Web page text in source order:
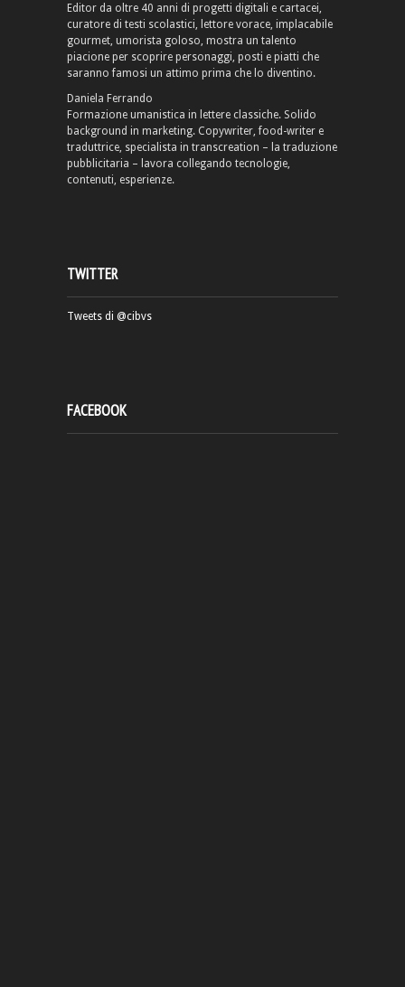
Editor da oltre 40 anni di progetti digitali e cartacei,
curatore di testi scolastici, lettore vorace, implacabile
gourmet, umorista goloso, mostra un talento
piacione per scoprire personaggi, posti e piatti che
saranno famosi un attimo prima che lo diventino.
Daniela Ferrando
Formazione umanistica in lettere classiche. Solido
background in marketing. Copywriter, food-writer e
traduttrice, specialista in transcreation – la traduzione
pubblicitaria – lavora collegando tecnologie,
contenuti, esperienze.
TWITTER
Tweets di @cibvs
FACEBOOK